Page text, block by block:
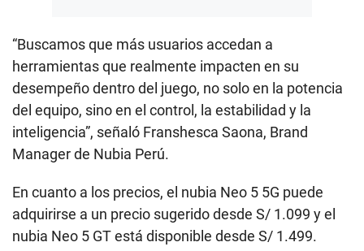
“Buscamos que más usuarios accedan a
herramientas que realmente impacten en su
desempeño dentro del juego, no solo en la potencia
del equipo, sino en el control, la estabilidad y la
inteligencia”, señaló Franshesca Saona, Brand
Manager de Nubia Perú.
En cuanto a los precios, el nubia Neo 5 5G puede
adquirirse a un precio sugerido desde S/ 1.099 y el
nubia Neo 5 GT está disponible desde S/ 1.499.